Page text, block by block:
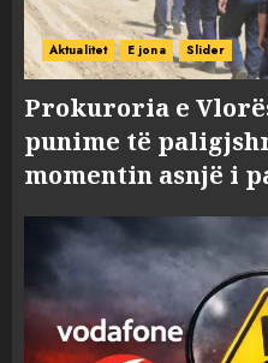
Aktualitet E jona Slider
Prokuroria e
punime të
momentin asnjë i